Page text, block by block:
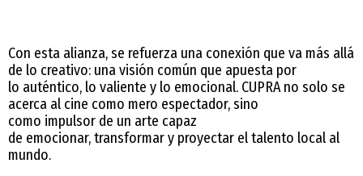
Con esta alianza, se refuerza una conexión que va más allá
de lo creativo: una visión común que apuesta por
lo auténtico, lo valiente y lo emocional. CUPRA no solo se
acerca al cine como mero espectador, sino
como impulsor de un arte capaz
de emocionar, transformar y proyectar el talento local al
mundo.